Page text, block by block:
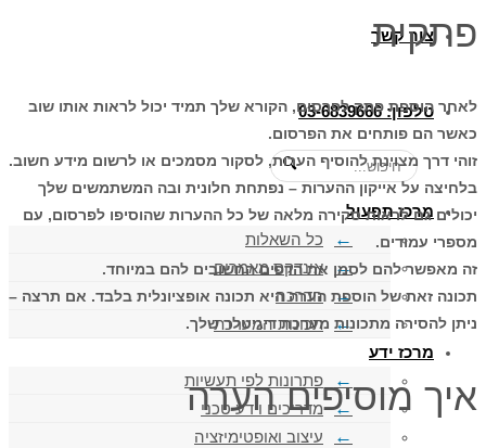
צור קשר
טלפון: 03-6839666
🔍
מרכז תפעול
כל השאלות
אינדקס מאמרים
הדרכה
תכונות המערכת
מרכז ידע
פתרונות לפי תעשיות
מדריכים וידע טכני
עיצוב ואופטימיזציה
פתקית
לאחר הוספת פתק לפרסום, הקורא שלך תמיד יכול לראות אותו שוב
כאשר הם פותחים את הפרסום.
זוהי דרך מצוינת להוסיף הערות, לסקור מסמכים או לרשום מידע חשוב.
בלחיצה על אייקון ההערות – נפתחת חלונית ובה המשתמשים שלך
יכולים גם לראות סקירה מלאה של כל ההערות שהוסיפו לפרסום, עם
מספרי עמודים.
זה מאפשר להם לסמן את הדפים החשובים להם במיוחד.
תכונה זאת של הוספת הערה היא תכונה אופציונלית בלבד. אם תרצה –
ניתן להסירה מתכונות מערכת דיגיטלר שלך.
איך מוסיפים הערה